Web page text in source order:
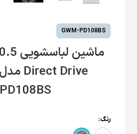
GWM-PD108BS
PD108BS
رنگ: